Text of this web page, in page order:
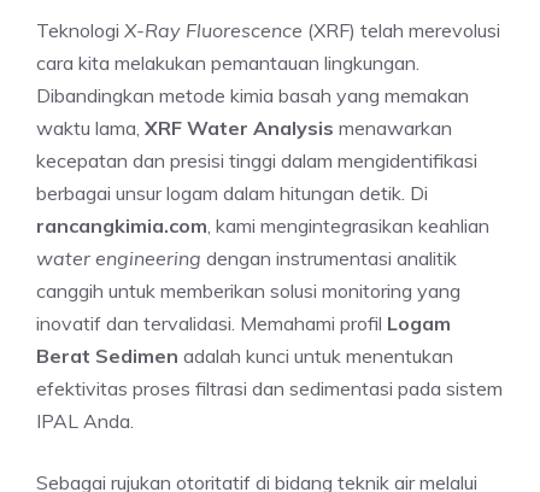
Teknologi X-Ray Fluorescence (XRF) telah merevolusi
cara kita melakukan pemantauan lingkungan.
Dibandingkan metode kimia basah yang memakan
waktu lama, XRF Water Analysis menawarkan
kecepatan dan presisi tinggi dalam mengidentifikasi
berbagai unsur logam dalam hitungan detik. Di
rancangkimia.com, kami mengintegrasikan keahlian
water engineering dengan instrumentasi analitik
canggih untuk memberikan solusi monitoring yang
inovatif dan tervalidasi. Memahami profil Logam
Berat Sedimen adalah kunci untuk menentukan
efektivitas proses filtrasi dan sedimentasi pada sistem
IPAL Anda.
Sebagai rujukan otoritatif di bidang teknik air melalui